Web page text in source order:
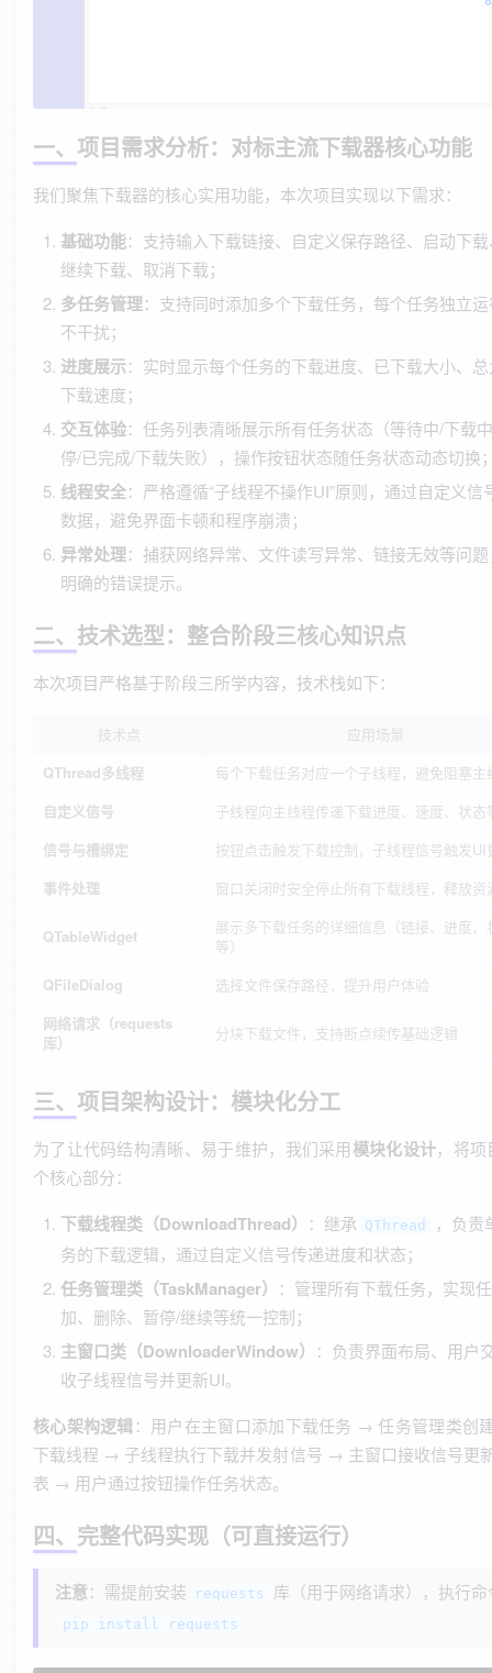
一、项目需求分析：对标主流下载器核心功能
我们聚焦下载器的核心实用功能，本次项目实现以下需求：
基础功能：支持输入下载链接、自定义保存路径、启动下
继续下载、取消下载；
多任务管理：支持同时添加多个下载任务，每个任务独立
不干扰；
进度展示：实时显示每个任务的下载进度、已下载大小、
下载速度；
交互体验：任务列表清晰展示所有任务状态（等待中/下载
停/已完成/下载失败），操作按钮状态随任务状态动态切换
线程安全：严格遵循“子线程不操作UI”原则，通过自定义信
数据，避免界面卡顿和程序崩溃；
异常处理：捕获网络异常、文件读写异常、链接无效等问
明确的错误提示。
二、技术选型：整合阶段三核心知识点
本次项目严格基于阶段三所学内容，技术栈如下：
技术点
应用场景
QThread多线程
每个下载任务对应一个子线程，避免阻塞主
自定义信号
子线程向主线程传递下载进度、速度、状态
信号与槽绑定
按钮点击触发下载控制，子线程信号触发UI
事件处理
窗口关闭时安全停止所有下载线程，释放资
QTableWidget
展示多下载任务的详细信息（链接、进度、
等）
QFileDialog
选择文件保存路径，提升用户体验
网络请求（requests
库）
分块下载文件，支持断点续传基础逻辑
三、项目架构设计：模块化分工
为了让代码结构清晰、易于维护，我们采用模块化设计，将
个核心部分：
下载线程类（DownloadThread） ：继承 QThread
，负责
务的下载逻辑，通过自定义信号传递进度和状态；
任务管理类（TaskManager）
：管理所有下载任务，实现
加、删除、暂停/继续等统一控制；
主窗口类（DownloaderWindow）
：负责界面布局、用户
收子线程信号并更新UI。
核心架构逻辑：用户在主窗口添加下载任务 → 任务管理类创
下载线程 → 子线程执行下载并发射信号 → 主窗口接收信号更
表 → 用户通过按钮操作任务状态。
四、完整代码实现（可直接运行）
注意：需提前安装 requests 库（用于网络请求），执行命
pip install requests